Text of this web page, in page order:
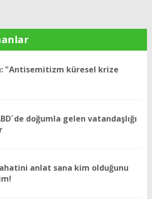
"Antisemitizm küresel krize
doğumla gelen vatandaşlığı
anlat sana kim olduğunu